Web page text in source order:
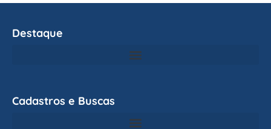
Destaque
Cadastros e Buscas